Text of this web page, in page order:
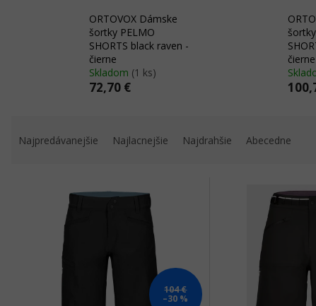
ORTOVOX Dámske
šortky PELMO
SHORTS black raven -
čierne
Skladom (1 ks)
72,70 €
čierne
Najpredávanejšie Najlacnejšie Najdrahšie Abecedne
104 €
–30 %